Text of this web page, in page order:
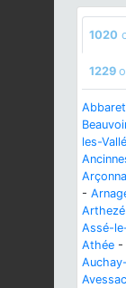
1020
1229
les-
-
Arthezé
Assé-
Athée -
Avessac